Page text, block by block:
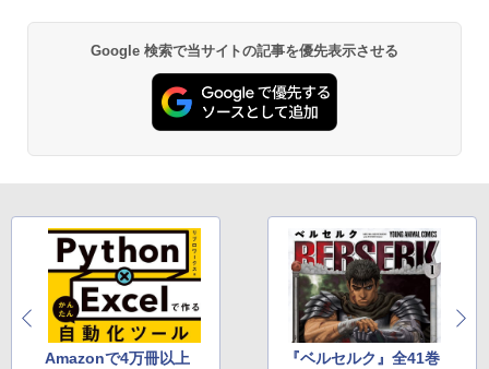
￥10,000
Robloxギフトカード - 800 Robux 【限
定バーチャルアイテムを含む】 【オンラ
インゲームコード】 ロブロックス | オン
Microsoft Office Home & Business 202
4(最新 永続版)|オンラインコード版|Wind
ows11、10/mac対応|PC2台
￥39,582
AIイラスト表現辞典: 思い通りの絵を引き
出す プロンプトの言葉 AI画像生成シリー
ズ (はぴーイラストLabo)
ClaudeCode いちばんやさしい 教科書:
非エンジニア 初心者 素人 でも安心 使い
方 マニュアル AI副業にもコンテンツ作成
にもKindle出版にも！ 非エンジニアのた
めのAIコーディング入門シリーズ
￥99
￥27,980
Amazon Kindle - 目に優しい、かさばら
ない、大きな画面で読みやすい、6週間持
￥19,980
Kindle Paperwhite シグニチャーエディ
ション (32GB) 7インチディスプレイ、明
るさ自動調整、色調調節ライト、12週間
持続バッテリー、広告なし、メタリック
ブラック
Google 検索で当サイトの記事を優先表示させる
Amazonで4万冊以上
『ベルセルク』全41巻